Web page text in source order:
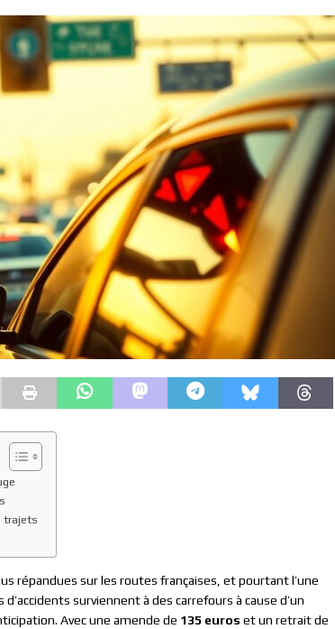
trajets
répandues sur les routes françaises, et pourtant l’une
surviennent à des carrefours à cause d’un
Avec une amende de 135 euros et un retrait de